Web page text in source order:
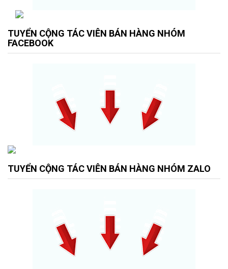
TUYỂN CỘNG TÁC VIÊN BÁN HÀNG NHÓM
FACEBOOK
TUYỂN CỘNG TÁC VIÊN BÁN HÀNG NHÓM ZALO